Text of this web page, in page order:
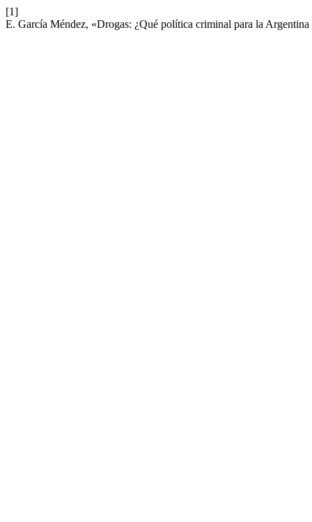
[1]
E. García Méndez, «Drogas: ¿Qué política criminal para la